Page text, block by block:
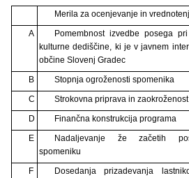
Merila za ocenjevanje in
A
Pomembnost izvedbe posega
kulturne dediščine, ki je v javnem
občine Slovenj Gradec
B Stopnja ogroženosti spomenika
C
Strokovna priprava in
D
Finančna konstrukcija programa
E
Nadaljevanje že začetih
spomeniku
F
Dosedanja prizadevanja